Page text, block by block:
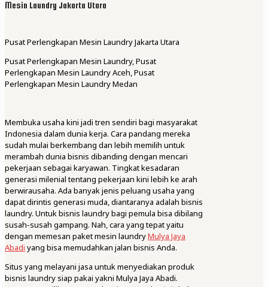
Mesin Laundry Jakarta Utara
Pusat Perlengkapan Mesin Laundry Jakarta Utara
Pusat Perlengkapan Mesin Laundry, Pusat
Perlengkapan Mesin Laundry Aceh, Pusat
Perlengkapan Mesin Laundry Medan
Membuka usaha kini jadi tren sendiri bagi masyarakat
Indonesia dalam dunia kerja. Cara pandang mereka
sudah mulai berkembang dan lebih memilih untuk
merambah dunia bisnis dibanding dengan mencari
pekerjaan sebagai karyawan. Tingkat kesadaran
generasi milenial tentang pekerjaan kini lebih ke arah
berwirausaha. Ada banyak jenis peluang usaha yang
dapat dirintis generasi muda, diantaranya adalah bisnis
laundry. Untuk bisnis laundry bagi pemula bisa dibilang
susah-susah gampang. Nah, cara yang tepat yaitu
dengan memesan paket mesin laundryMulya Jaya
Abadi yang bisa memudahkan jalan bisnis Anda.
Situs yang melayani jasa untuk menyediakan produk
bisnis laundry siap pakai yakni Mulya Jaya Abadi.